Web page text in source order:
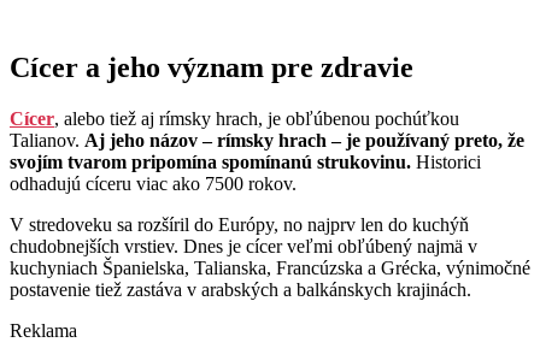
Cícer a jeho význam pre zdravie
Cícer, alebo tiež aj rímsky hrach, je obľúbenou pochúťkou
Talianov. Aj jeho názov – rímsky hrach – je používaný preto, že
svojím tvarom pripomína spomínanú strukovinu. Historici
odhadujú cíceru viac ako 7500 rokov.
V stredoveku sa rozšíril do Európy, no najprv len do kuchýň
chudobnejších vrstiev. Dnes je cícer veľmi obľúbený najmä v
kuchyniach Španielska, Talianska, Francúzska a Grécka, výnimočné
postavenie tiež zastáva v arabských a balkánskych krajinách.
Reklama